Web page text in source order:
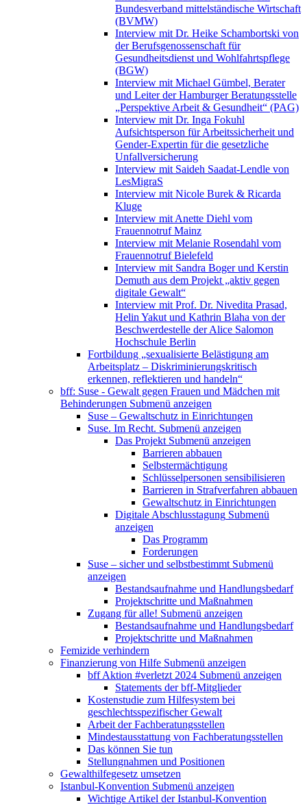
Bundesverband mittelständische Wirtschaft
(BVMW)
Interview mit Dr. Heike Schambortski von
der Berufsgenossenschaft für
Gesundheitsdienst und Wohlfahrtspflege
(BGW)
Interview mit Michael Gümbel, Berater
und Leiter der Hamburger Beratungsstelle
„Perspektive Arbeit & Gesundheit“ (PAG)
Interview mit Dr. Inga Fokuhl
Aufsichtsperson für Arbeitssicherheit und
Gender-Expertin für die gesetzliche
Unfallversicherung
Interview mit Saideh Saadat-Lendle von
LesMigraS
Interview mit Nicole Burek & Ricarda
Kluge
Interview mit Anette Diehl vom
Frauennotruf Mainz
Interview mit Melanie Rosendahl vom
Frauennotruf Bielefeld
Interview mit Sandra Boger und Kerstin
Demuth aus dem Projekt „aktiv gegen
digitale Gewalt“
Interview mit Prof. Dr. Nivedita Prasad,
Helin Yakut und Kathrin Blaha von der
Beschwerdestelle der Alice Salomon
Hochschule Berlin
Fortbildung „sexualisierte Belästigung am
Arbeitsplatz – Diskriminierungskritisch
erkennen, reflektieren und handeln“
bff: Suse - Gewalt gegen Frauen und Mädchen mit
Behinderungen Submenü anzeigen
Suse – Gewaltschutz in Einrichtungen
Suse. Im Recht. Submenü anzeigen
Das Projekt Submenü anzeigen
Barrieren abbauen
Selbstermächtigung
Schlüsselpersonen sensibilisieren
Barrieren in Strafverfahren abbauen
Gewaltschutz in Einrichtungen
Digitale Abschlusstagung Submenü
anzeigen
Das Programm
Forderungen
Suse – sicher und selbstbestimmt Submenü
anzeigen
Bestandsaufnahme und Handlungsbedarf
Projektschritte und Maßnahmen
Zugang für alle! Submenü anzeigen
Bestandsaufnahme und Handlungsbedarf
Projektschritte und Maßnahmen
Femizide verhindern
Finanzierung von Hilfe Submenü anzeigen
bff Aktion #verletzt 2024 Submenü anzeigen
Statements der bff-Mitglieder
Kostenstudie zum Hilfesystem bei
geschlechtsspezifischer Gewalt
Arbeit der Fachberatungsstellen
Mindestausstattung von Fachberatungsstellen
Das können Sie tun
Stellungnahmen und Positionen
Gewalthilfegesetz umsetzen
Istanbul-Konvention Submenü anzeigen
Wichtige Artikel der Istanbul-Konvention